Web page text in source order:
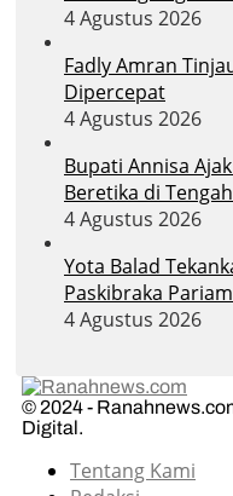
4 Agustus 2026
Fadly Amran
Dipercepat
4 Agustus 2026
Bupati Annisa
Beretika di
4 Agustus 2026
Yota Balad
Paskibraka
4 Agustus 2026
© 2024 -
Digital.
Tentang Kami